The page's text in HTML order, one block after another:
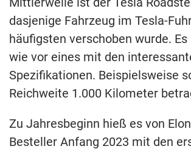
dasjenige Fahrzeug im Tesla-
häufigsten verschoben wurde.
wie vor eines mit den
Spezifikationen. Beispielsweise
Reichweite 1.000 Kilometer
Zu Jahresbeginn hieß es von
Besteller Anfang 2023 mit den